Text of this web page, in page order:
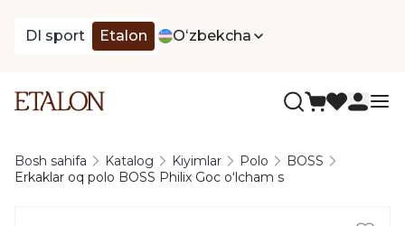
DI sport Etalon Oʻzbekcha
Bosh sahifa Katalog Kiyimlar Polo
BOSS
Erkaklar oq polo BOSS Philix Goc oʻlcham s